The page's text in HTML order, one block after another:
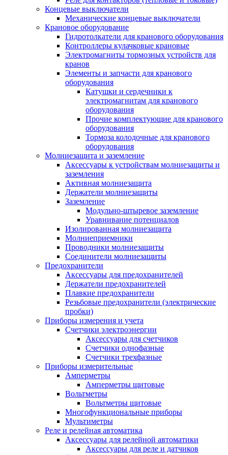
Концевые выключатели
Механические концевые выключатели
Крановое оборудование
Гидротолкатели для кранового оборудования
Контроллеры кулачковые крановые
Электромагниты тормозных устройств для
кранов
Элементы и запчасти для кранового
оборудования
Катушки и сердечники к
электромагнитам для кранового
оборудования
Прочие комплектующие для кранового
оборудования
Тормоза колодочные для кранового
оборудования
Молниезащита и заземление
Аксессуары к устройствам молниезащиты и
заземления
Активная молниезащита
Держатели молниезащиты
Заземление
Модульно-штыревое заземление
Уравнивание потенциалов
Изолированная молниезащита
Молниеприемники
Проводники молниезащиты
Соединители молниезащиты
Предохранители
Аксессуары для предохранителей
Держатели предохранителей
Плавкие предохранители
Резьбовые предохранители (электрические
пробки)
Приборы измерения и учета
Счетчики электроэнергии
Аксессуары для счетчиков
Счетчики однофазные
Счетчики трехфазные
Приборы измерительные
Амперметры
Амперметры щитовые
Вольтметры
Вольтметры щитовые
Многофункциональные приборы
Мультиметры
Реле и релейная автоматика
Аксессуары для релейной автоматики
Аксессуары для реле и датчиков